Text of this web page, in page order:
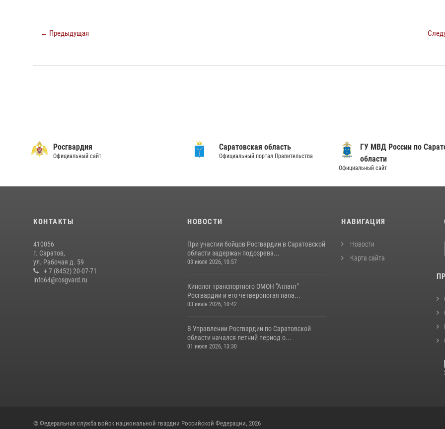
← Предыдущая
Росгвардия
Официальный сайт
Саратовская область
Официальный портал Правительства
ГУ МВД России по
области
Официальный сайт
КОНТАКТЫ
410056
г. Саратов,
ул. Рабочая д. 59
+ 7 (8452) 20-07-71
info64@rosgvard.ru
НОВОСТИ
При участии бойцов Росгвардии в Саратовской
области задержан подозрева...
03 июля 2026, 10:57
Кинолог транспортного ОМОН "Атлант"
Росгвардии и его четвероногая напа...
03 июля 2026, 10:42
В Управлении Росгвардии по Саратовской
области начался летний период о...
01 июля 2026, 13:30
НАВИГАЦИЯ
Новости
Карта сайта
© Федеральная служба войск национальной гвардии Российской Федерации, 2026